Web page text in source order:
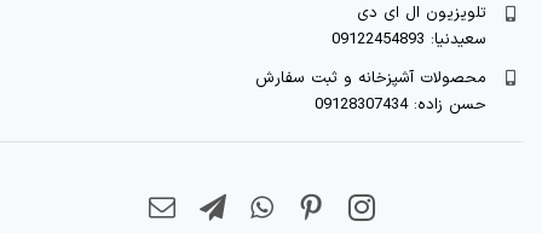
تلویزیون ال ای دی
سعیدنیا: 09122454893
محصولات آشپزخانه و ثبت سفارش
حسن زاده: 09128307434